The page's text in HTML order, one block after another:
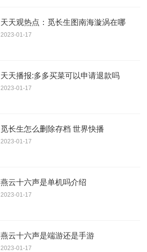
天天观热点：觅长生图南海漩涡在哪
2023-01-17
天天播报:多多买菜可以申请退款吗
2023-01-17
觅长生怎么删除存档 世界快播
2023-01-17
燕云十六声是单机吗介绍
2023-01-17
燕云十六声是端游还是手游
2023-01-17